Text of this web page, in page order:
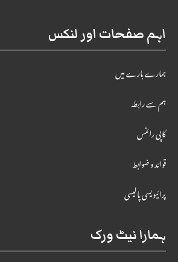
اہم صفحات اور لنکس
ہمارے بارے میں
ہم سے رابطہ
کاپی رائٹس
قوائد و ضوابط
پرائیویسی پالیسی
ہمارا نیٹ ورک